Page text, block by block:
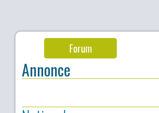
Forum
Annonce